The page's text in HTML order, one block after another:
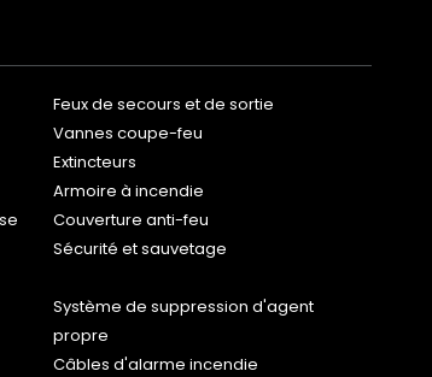
Feux de secours et de sortie
Vannes coupe-feu
Extincteurs
Armoire à incendie
Couverture anti-feu
Sécurité et sauvetage
Système de suppression d'agent
propre
Câbles d'alarme incendie